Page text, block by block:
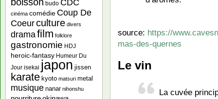
source: https://
mas-des-quernes
Le vin
La cuvée
budo CDC
cinéma comédie Coup De
Coeurculture divers
dramafilm folklore
gastronomie HDJ
heroic-fantasy Humeur Du
Jour isekai japon jissen
karate kyoto matsuri metal
musique nanar nihonshu